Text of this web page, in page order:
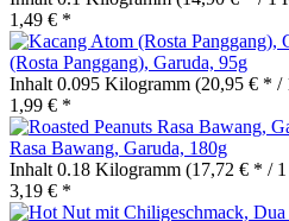
1,49 € *
(Rosta Panggang), Garuda, 95g
Inhalt 0.095 Kilogramm (20,95 € * /
1,99 € *
Rasa Bawang, Garuda, 180g
Inhalt 0.18 Kilogramm (17,72 € * /
3,19 € *